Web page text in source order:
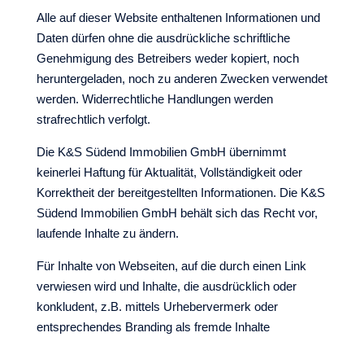
Alle auf dieser Website enthaltenen Informationen und
Daten dürfen ohne die ausdrückliche schriftliche
Genehmigung des Betreibers weder kopiert, noch
heruntergeladen, noch zu anderen Zwecken verwendet
werden. Widerrechtliche Handlungen werden
strafrechtlich verfolgt.
Die K&S Südend Immobilien GmbH übernimmt
keinerlei Haftung für Aktualität, Vollständigkeit oder
Korrektheit der bereitgestellten Informationen. Die K&S
Südend Immobilien GmbH behält sich das Recht vor,
laufende Inhalte zu ändern.
Für Inhalte von Webseiten, auf die durch einen Link
verwiesen wird und Inhalte, die ausdrücklich oder
konkludent, z.B. mittels Urhebervermerk oder
entsprechendes Branding als fremde Inhalte